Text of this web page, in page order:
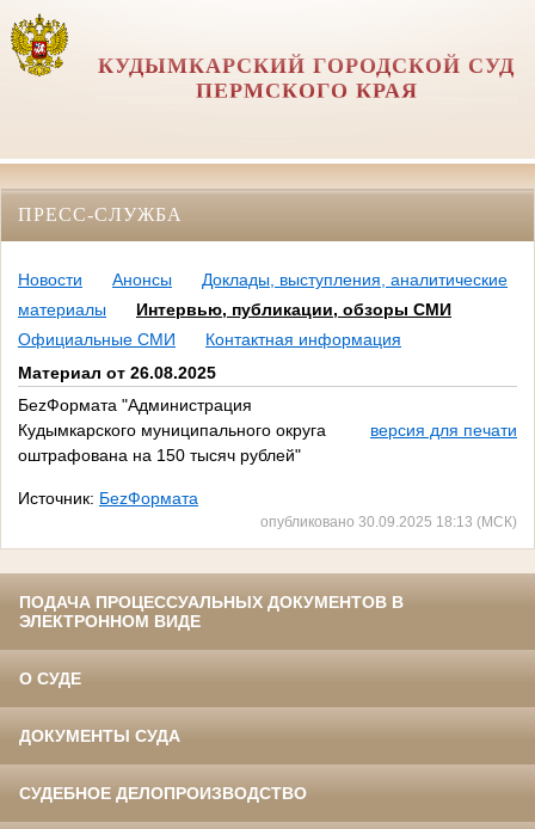
КУДЫМКАРСКИЙ ГОРОДСКОЙ СУД
ПЕРМСКОГО КРАЯ
ПРЕСС-СЛУЖБА
Новости Анонсы
Доклады, выступления, аналитические
материалы
Интервью, публикации, обзоры СМИ
Официальные СМИ
Контактная информация
Материал от 26.08.2025
БеzФормата "Администрация
Кудымкарского муниципального округа
оштрафована на 150 тысяч рублей"
версия для печати
Источник: БеzФормата
опубликовано 30.09.2025 18:13 (МСК)
ПОДАЧА ПРОЦЕССУАЛЬНЫХ ДОКУМЕНТОВ В
ЭЛЕКТРОННОМ ВИДЕ
О СУДЕ
ДОКУМЕНТЫ СУДА
СУДЕБНОЕ ДЕЛОПРОИЗВОДСТВО